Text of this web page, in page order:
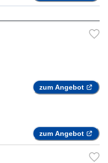
zum Angebot
zum Angebot